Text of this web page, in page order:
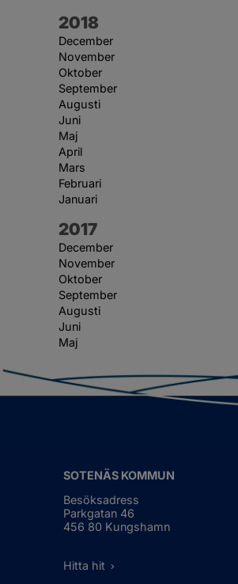
År:
2018
December
November
Oktober
September
Augusti
Juni
Maj
April
Mars
Februari
Januari
År:
2017
December
November
Oktober
September
Augusti
Juni
Maj
SOTENÄS KOMMUN
Besöksadress
Parkgatan 46
456 80 Kungshamn
Hitta hit